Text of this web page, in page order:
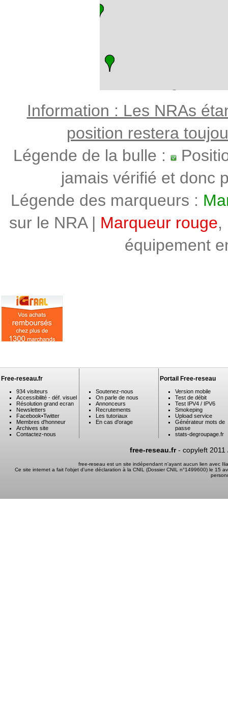
Information : Les NRAs
position restera
Légende de la bulle :
jamais vérifié et donc
Légende des marqueurs :
sur le NRA | Marqueur rouge,
équipement
Free-reseau.fr
934 visiteurs
Accessibilité - déf. visuel
Résolution grand ecran
Newsletters
Facebook•Twitter
Membres d'honneur
Archives site
Contactez-nous
Soutenez-nous
On parle de nous
Annonceurs
Recrutements
Les tutoriaux
En cas d'orage
Portail Free-reseau
Version mobile
Test de débit
Test IPV4 / IPV6
Smokeping
Upload service
Générateur mots de
passe
stats-degroupage.fr
free-reseau.fr- copyleft 2011
free-reseau est un site indépendant n'ayant aucun lien avec
Ce site internet a fait l'objet d'une déclaration à la CNIL (Dossier CNIL n°1499600) le 15